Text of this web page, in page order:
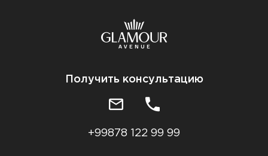
Получить консультацию
+99878 122 99 99